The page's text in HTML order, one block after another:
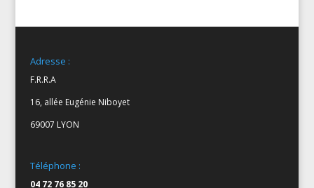
Adresse :
F.R.R.A
16, allée Eugénie Niboyet
69007 LYON
Téléphone :
04 72 76 85 20